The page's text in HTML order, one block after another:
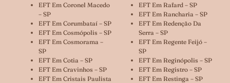
EFT Em Coronel Macedo
– SP
EFT Em Corumbataí – SP
EFT Em Cosmópolis – SP
EFT Em Cosmorama –
SP
EFT Em Cotia – SP
EFT Em Cravinhos – SP
EFT Em Cristais Paulista
EFT Em Rafard – SP
EFT Em Rancharia – SP
EFT Em Redenção Da
Serra – SP
EFT Em Regente Feijó –
SP
EFT Em Reginópolis – SP
EFT Em Registro – SP
EFT Em Restinga – SP